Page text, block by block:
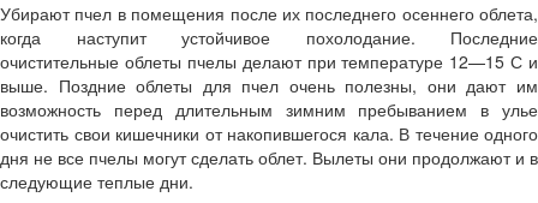
Убирают пчел в помещения после их последнего осеннего облета,
когда наступит устойчивое похолодание. Последние
очистительные облеты пчелы делают при температуре 12—15 С и
выше. Поздние облеты для пчел очень полезны, они дают им
возможность перед длительным зимним пребыванием в улье
очистить свои кишечники от накопившегося кала. В течение одного
дня не все пчелы могут сделать облет. Вылеты они продолжают и в
следующие теплые дни.